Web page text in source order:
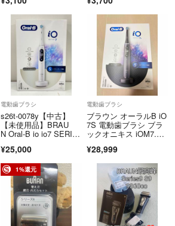
電動歯ブラシ
s26t-0078y【中古】
【未使用品】BRAU
N Oral-B io io7 SERIS
ルB 電動歯ブラシ Blu
C WT-W
¥25,000
電動歯ブラシ
ブラウン オーラルB iO
7S 電動歯ブラシ ブラ
ックオニキス iOM7.3V
¥28,999
1%還元